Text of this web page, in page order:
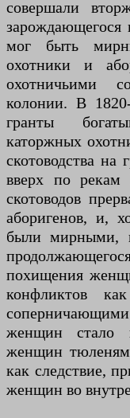
совершали
зарождающегося
мог быть
охотники и
охотничьими
колонии. В
гранты
каторжных
скотоводства на
вверх по
скотоводов
аборигенов, и,
были мирными,
похищения
конфликтов
женщин стало
женщин
как следствие,
женщин во